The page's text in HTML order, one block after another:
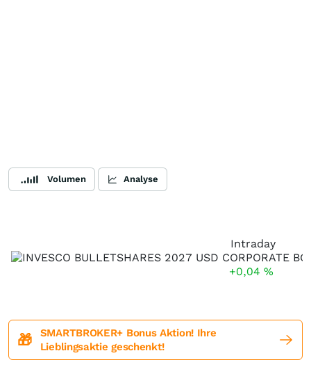
Volumen Analyse
Intraday
+0,04 %
🎁
SMARTBROKER+ Bonus Aktion! Ihre
Lieblingsaktie geschenkt!